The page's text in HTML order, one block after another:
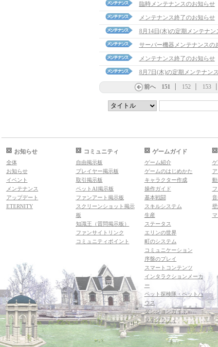
臨時メンテナンスのお知らせ
メンテナンス終了のお知らせ
8月14日(木)の定期メンテナン
サーバー機器メンテナンスの
メンテナンス終了のお知らせ
8月7日(木)の定期メンテナン
前へ 151 152 153
お知らせ
全体
お知らせ
イベント
メンテナンス
アップデート
ETERNITY
コミュニティ
自由掲示板
プレイヤー掲示板
取引掲示板
ペットAI掲示板
ファンアート掲示板
スクリーンショット掲示
板
知識王（質問掲示板）
ファンサイトリンク
コミュニティポイント
ゲームガイド
ゲーム紹介
ゲームのはじめかた
キャラクター作成
操作ガイド
基本戦闘
スキルシステム
生産
ステータス
エリンの世界
町のシステム
コミュニケーション
序盤のプレイ
スマートコンテンツ
インタラクションメーカ
ー
ペット探検隊・ペットハ
ウス
ダンジョンガイド
マギグラフィ